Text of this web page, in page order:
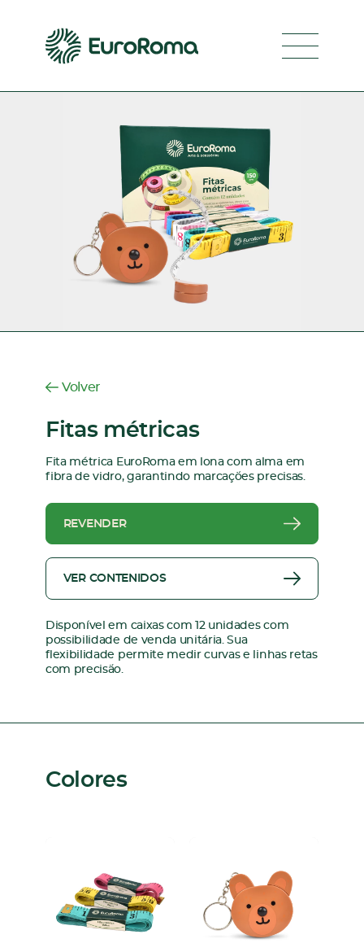
Volver
Fitas métricas
Fita métrica EuroRoma em lona com alma em
fibra de vidro, garantindo marcações precisas.
REVENDER
VER CONTENIDOS
Disponível em caixas com 12 unidades com
possibilidade de venda unitária. Sua
flexibilidade permite medir curvas e linhas retas
com precisão.
Colores